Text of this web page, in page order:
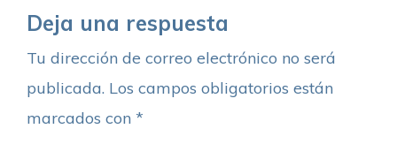
Deja una respuesta
Tu dirección de correo electrónico no será
publicada. Los campos obligatorios están
marcados con *